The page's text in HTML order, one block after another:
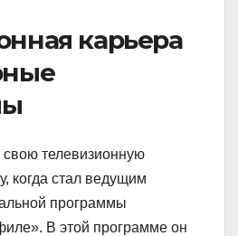
карьера
телевизионную
когда стал ведущим
программы
В этой программе он